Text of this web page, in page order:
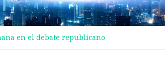
Cocina de hierro
Castings
Chimenea de hierro
en el debate republicano